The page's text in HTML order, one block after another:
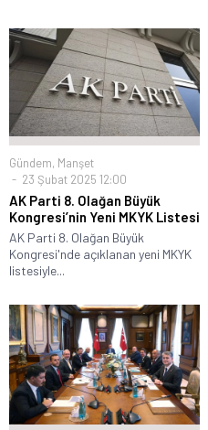
Gündem, Manşet
23 Şubat 2025 12:00
AK Parti 8. Olağan Büyük
Kongresi’nin Yeni MKYK Listesi
AK Parti 8. Olağan Büyük
Kongresi'nde açıklanan yeni MKYK
listesiyle...